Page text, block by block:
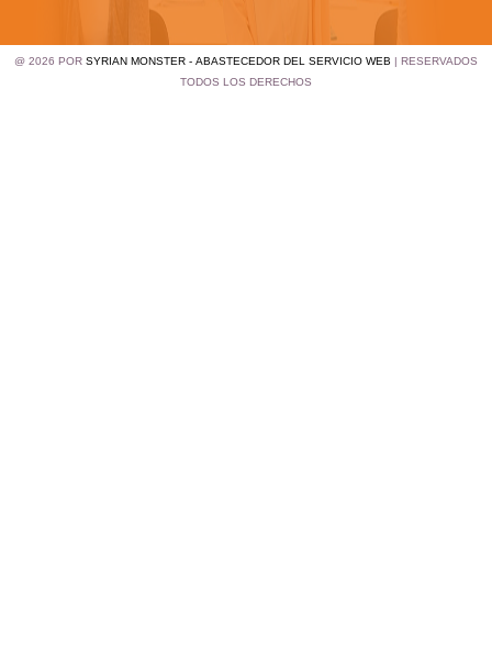
@ 2026 PORSYRIAN MONSTER - ABASTECEDOR DEL SERVICIO WEB | RESERVADOS
TODOS LOS DERECHOS